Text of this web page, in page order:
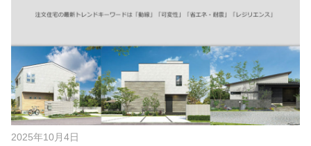
お
け
し
ま
す
！
2025年10月4日